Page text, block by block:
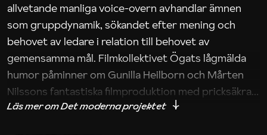
allvetande manliga voice-overn avhandlar ämnen
som gruppdynamik, sökandet efter mening och
behovet av ledare i relation till behovet av
gemensamma mål. Filmkollektivet Ögats lågmälda
humor påminner om Gunilla Heilborn och Mårten
Nilssons fantastiska filmproduktion med pricksäkra
iakttagelser om hur svårt det kan vara att omsätta